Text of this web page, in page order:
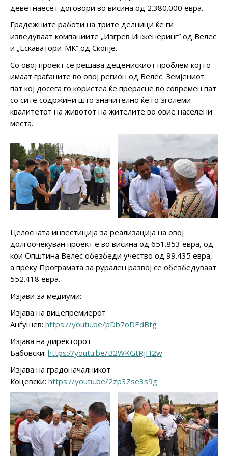
деветнаесет договори во висина од 2.380.000 евра.
Градежните работи на трите делници ќе ги
изведуваат компаниите „Изгрев Инженеринг” од Велес
и „Ескаватори-МК” од Скопје.
Со овој проект се решава деценискиот проблем кој го
имаат граѓаните во овој регион од Велес. Земјениот
пат кој досега го користеа ќе прерасне во современ пат
со сите содржини што значително ќе го зголеми
квалитетот на животот на жителите во овие населени
места.
Целосната инвестиција за реализација на овој
долгоочекуван проект е во висина од 651.853 евра, од
кои Општина Велес обезбеди учество од 99.435 евра,
а преку Програмата за рурален развој се обезбедуваат
552.418 евра.
Изјави за медиуми:
Изјава на вицепремиерот
Анѓушев: https://youtu.be/pDb7oDEdBtg
Изјава на директорот
Бабовски: https://youtu.be/B2WKGtRjH2w
Изјава на градоначалникот
Коцевски: https://youtu.be/2zp3Zse3s9g